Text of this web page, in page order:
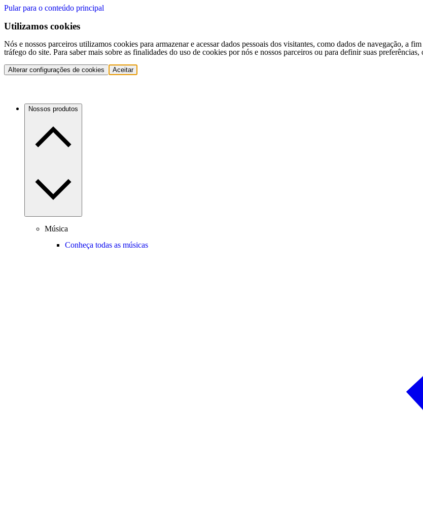
Pular para o conteúdo principal
Utilizamos cookies
Nós e nossos parceiros utilizamos cookies para armazenar e acessar dados pessoais dos visitantes, como dados de navegação, a
tráfego do site. Para saber mais sobre as finalidades do uso de cookies por nós e nossos parceiros ou para definir suas
Alterar configurações de cookies Aceitar
Nossos produtos
Música
Conheça todas as músicas